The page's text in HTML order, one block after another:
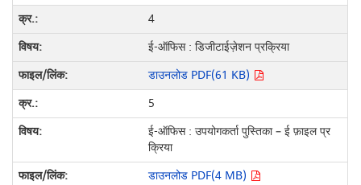
4
ई-ऑफिस : डिजीटाईज़ेशन प्रक्रिया
डाउनलोड PDF(61 KB)
5
ई-ऑफिस : उपयोगकर्ता पुस्तिका – ई फ़ाइल प्र
क्रिया
डाउनलोड PDF(4 MB)